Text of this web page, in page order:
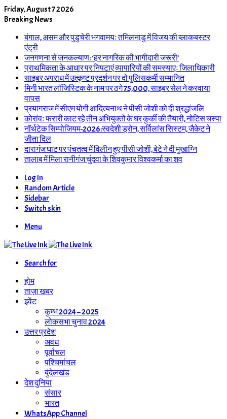
Friday, August 7 2026
Breaking News
बंगाल, असम और पुडुचेरी भगवामयः तमिलनाडु में विजय की ब्लाकबस्टर
एंट्री
जनगणना से जनकल्याण: ‘हर नागरिक की भागीदारी जरूरी’
प्राथमिकता के आधार पर निपटाएं व्यापारियों की समस्याएः जिलाधिकारी
साइबर अपराध में उत्कृष्ट प्रदर्शन पर दो पुलिसकर्मी सम्मानित
मिनी भारत लॉजिस्टिक के नाम पर ठगे 75,000, साइबर सेल ने करवाया
वापस
प्रयागराज में सीएम योगी आदित्यनाथ ने पीसी जोशी को दी श्रद्धांजलि
कोरांवः फरारी काट रहे तीन अभियुक्तों के घर कुर्की की तैयारी, नोटिस चस्पा
नॉर्थटेक सिम्पोजियम-2026:स्वदेशी ड्रोन, सर्विलांस सिस्टम, जैकेट ने
जीता दिल
दारागंज घाट पर पंचतत्व में विलीन हुए पीसी जोशी, बेटे ने दी मुखाग्नि
तालाब में मिला रानीगंज चुंदवा के शिवकुमार विश्वकर्मा का शव
Log In
Random Article
Sidebar
Switch skin
Menu
Search for
होम
ताज़ा खबर
इवेंट
कुम्भ 2024 – 2025
लोकसभा चुनाव 2024
उत्तर प्रदेश
अवध
पूर्वांचल
पश्चिमांचल
बुंदेलखंड
देश दुनिया
संसार
भारत
WhatsApp Channel